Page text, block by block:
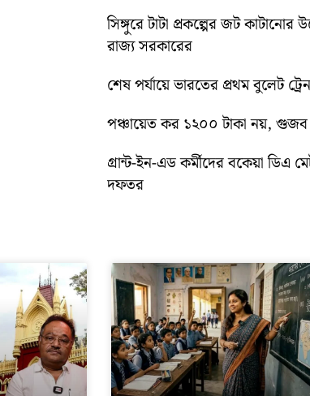
সিঙ্গুরে টাটা প্রকল্পের জট কাটানোর
রাজ্য সরকারের
শেষ পর্যায়ে ভারতের প্রথম বুলেট
পঞ্চায়েত কর ১২০০ টাকা নয়, গুজব
গ্রান্ট-ইন-এড কর্মীদের বকেয়া ডিএ
দফতর